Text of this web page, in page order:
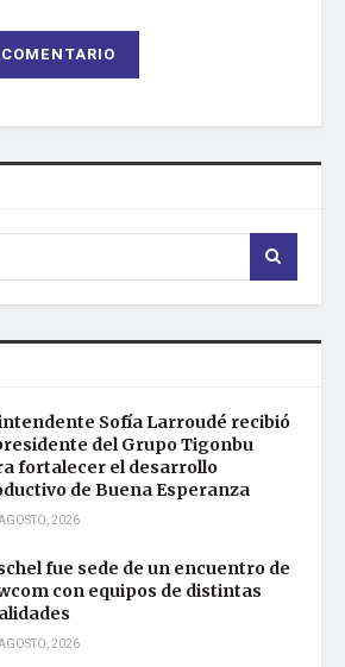
Sofía Larroudé recibió
del Grupo Tigonbu
fortalecer el desarrollo
de Buena Esperanza
2026
fue sede de un encuentro de
con equipos de distintas
2026